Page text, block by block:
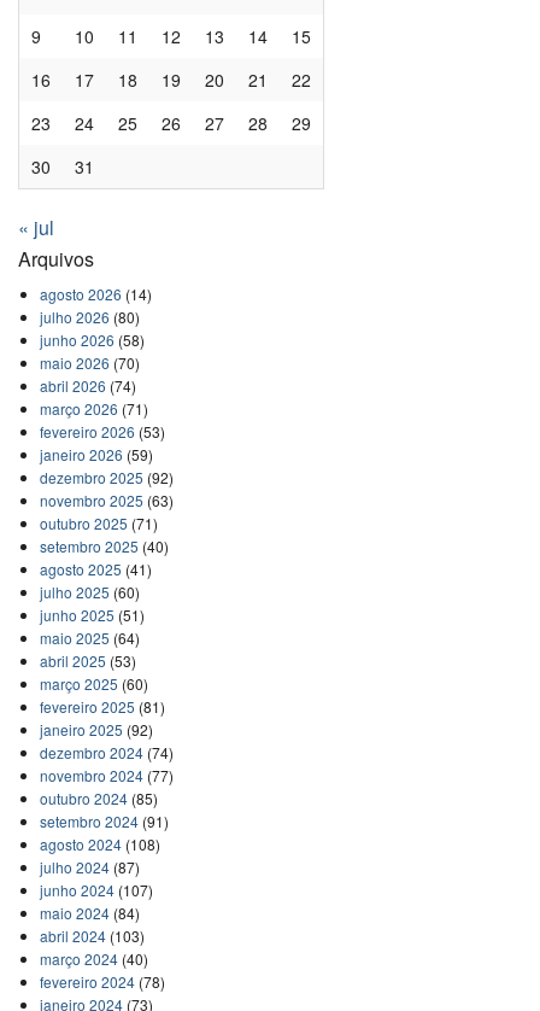
9
10 11 12 13 14
15
16
17 18 19 20 21
22
23
24 25 26 27 28
29
30
31
« jul
Arquivos
agosto 2026 (14)
julho 2026 (80)
junho 2026 (58)
maio 2026 (70)
abril 2026 (74)
março 2026 (71)
fevereiro 2026 (53)
janeiro 2026 (59)
dezembro 2025 (92)
novembro 2025 (63)
outubro 2025 (71)
setembro 2025 (40)
agosto 2025 (41)
julho 2025 (60)
junho 2025 (51)
maio 2025 (64)
abril 2025 (53)
março 2025 (60)
fevereiro 2025 (81)
janeiro 2025 (92)
dezembro 2024(74)
novembro 2024(77)
outubro 2024(85)
setembro 2024(91)
agosto 2024(108)
julho 2024(87)
junho 2024(107)
maio 2024(84)
abril 2024(103)
março 2024(40)
fevereiro 2024(78)
janeiro 2024(73)